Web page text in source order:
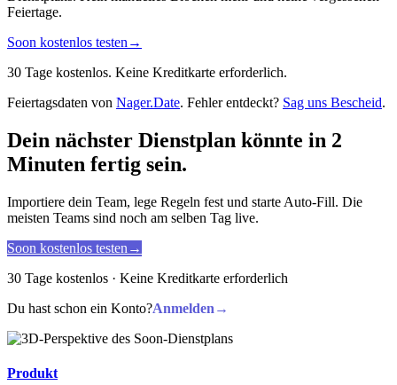
Feiertage.
Soon kostenlos testen →
30 Tage kostenlos. Keine Kreditkarte erforderlich.
Feiertagsdaten von Nager.Date. Fehler entdeckt? Sag uns Bescheid.
Dein nächster Dienstplan könnte in 2
Minuten fertig sein.
Importiere dein Team, lege Regeln fest und starte Auto-Fill. Die
meisten Teams sind noch am selben Tag live.
Soon kostenlos testen →
30 Tage kostenlos · Keine Kreditkarte erforderlich
Du hast schon ein Konto?Anmelden →
Produkt